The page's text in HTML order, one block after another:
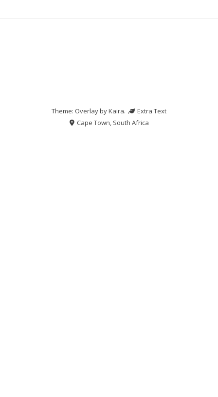
Theme: Overlay byKaira.
Extra Text
Cape Town, South Africa